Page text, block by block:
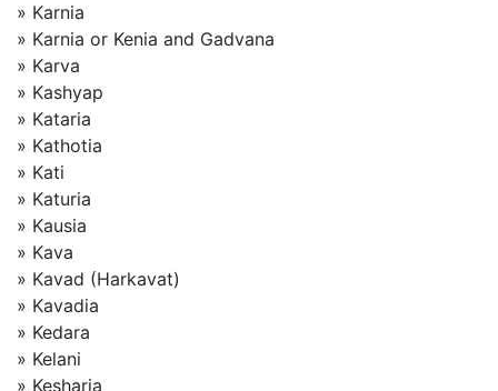
» Karnia
» Karnia or Kenia and Gadvana
» Karva
» Kashyap
» Kataria
» Kathotia
» Kati
» Katuria
» Kausia
» Kava
» Kavad (Harkavat)
» Kavadia
» Kedara
» Kelani
» Kesharia